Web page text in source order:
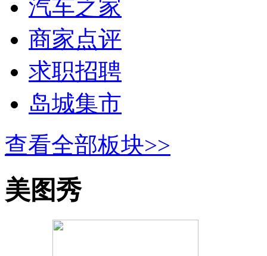
汽车之家
商家点评
求职招聘
岛城集市
查看全部板块>>
美图秀